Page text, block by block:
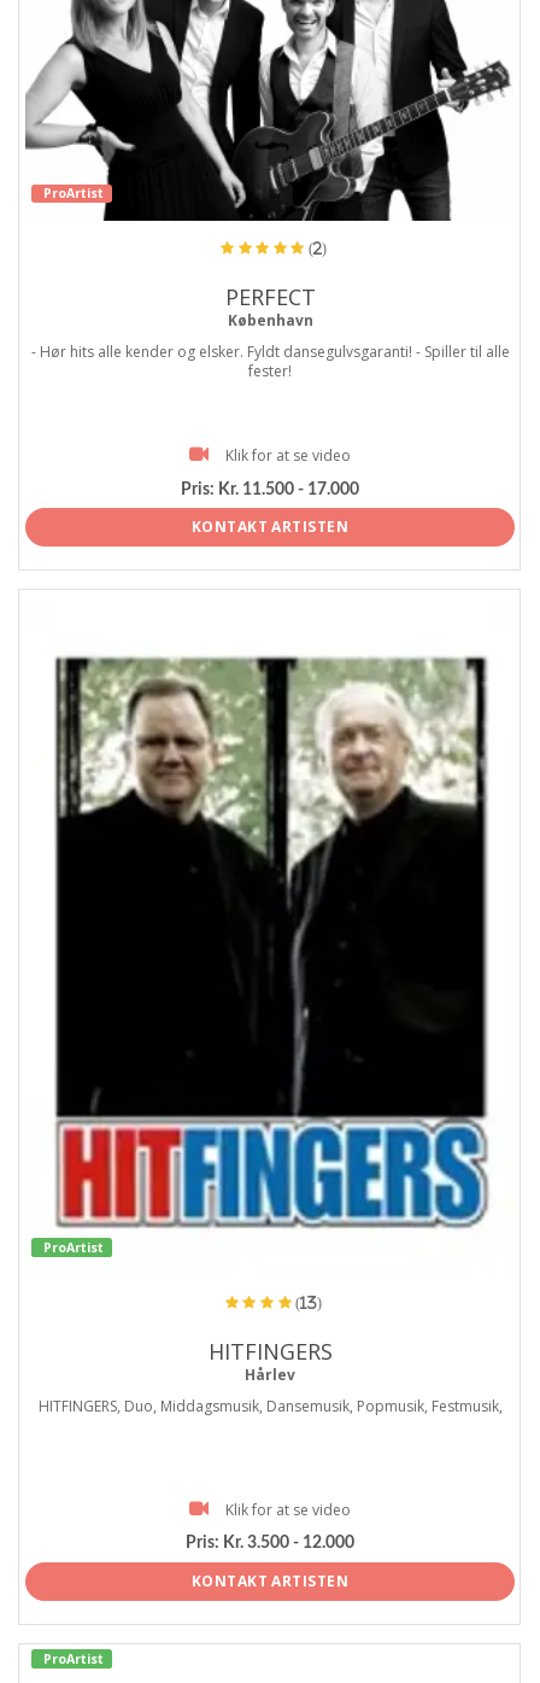
ProArtist
(2)
PERFECT
København
- Hør hits alle kender og elsker. Fyldt dansegulvsgaranti! - Spiller til alle
fester!
Klik for at se video
Pris: Kr. 11.500 - 17.000
KONTAKT ARTISTEN
ProArtist
(13)
HITFINGERS
Hårlev
HITFINGERS, Duo, Middagsmusik, Dansemusik, Popmusik, Festmusik,
Klik for at se video
Pris: Kr. 3.500 - 12.000
KONTAKT ARTISTEN
ProArtist